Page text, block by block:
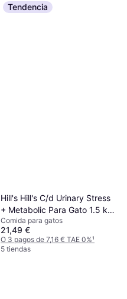
Tendencia
Hill's Hill's C/d Urinary Stress
+ Metabolic Para Gato 1.5 kg
1.5kg
Comida para gatos
21,49 €
O 3 pagos de 7,16 € TAE 0%¹
5 tiendas